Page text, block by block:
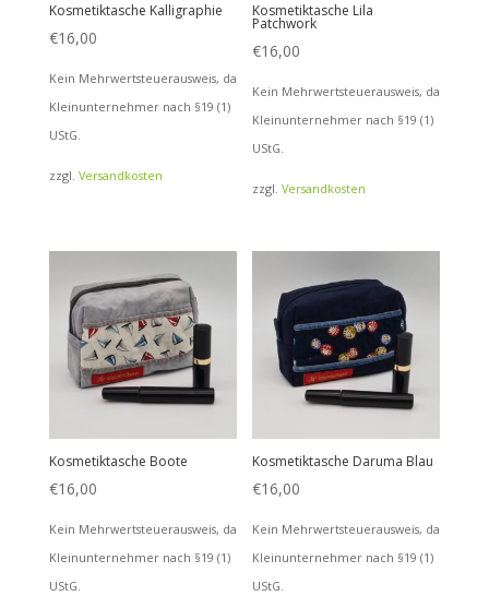
Kosmetiktasche Kalligraphie
€16,00
Kein Mehrwertsteuerausweis, da
Kleinunternehmer nach §19 (1)
UStG.
zzgl. Versandkosten
Kosmetiktasche Lila
Patchwork
€16,00
Kein Mehrwertsteuerausweis, da
Kleinunternehmer nach §19 (1)
UStG.
zzgl.Versandkosten
Kosmetiktasche Boote
€16,00
Kein Mehrwertsteuerausweis, da
Kleinunternehmer nach §19 (1)
UStG.
Kosmetiktasche Daruma Blau
€16,00
Kein Mehrwertsteuerausweis, da
Kleinunternehmer nach §19 (1)
UStG.